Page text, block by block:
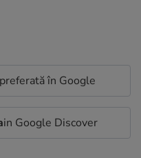
în Google
in Google Discover